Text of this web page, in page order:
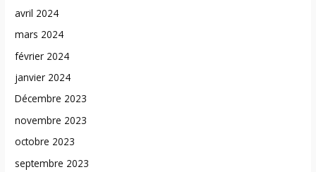
avril 2024
mars 2024
février 2024
janvier 2024
Décembre 2023
novembre 2023
octobre 2023
septembre 2023